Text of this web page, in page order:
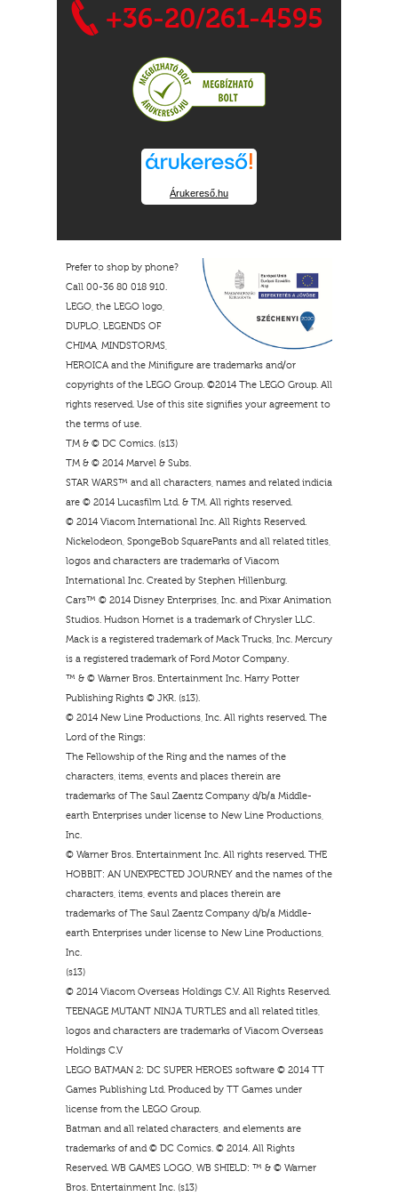
+36-20/261-4595
Árukereső.hu
Prefer to shop by phone?
Call 00-36 80 018 910.
LEGO, the LEGO logo,
DUPLO, LEGENDS OF
CHIMA, MINDSTORMS,
HEROICA and the Minifigure are trademarks and/or
copyrights of the LEGO Group. ©2014 The LEGO Group. All
rights reserved. Use of this site signifies your agreement to
the terms of use.
TM & © DC Comics. (s13)
TM & © 2014 Marvel & Subs.
STAR WARS™ and all characters, names and related indicia
are © 2014 Lucasfilm Ltd. & TM. All rights reserved.
© 2014 Viacom International Inc. All Rights Reserved.
Nickelodeon, SpongeBob SquarePants and all related titles,
logos and characters are trademarks of Viacom
International Inc. Created by Stephen Hillenburg.
Cars™ © 2014 Disney Enterprises, Inc. and Pixar Animation
Studios. Hudson Hornet is a trademark of Chrysler LLC.
Mack is a registered trademark of Mack Trucks, Inc. Mercury
is a registered trademark of Ford Motor Company.
™ & © Warner Bros. Entertainment Inc. Harry Potter
Publishing Rights © JKR. (s13).
© 2014 New Line Productions, Inc. All rights reserved. The
Lord of the Rings:
The Fellowship of the Ring and the names of the
characters, items, events and places therein are
trademarks of The Saul Zaentz Company d/b/a Middle-
earth Enterprises under license to New Line Productions,
Inc.
© Warner Bros. Entertainment Inc. All rights reserved. THE
HOBBIT: AN UNEXPECTED JOURNEY and the names of the
characters, items, events and places therein are
trademarks of The Saul Zaentz Company d/b/a Middle-
earth Enterprises under license to New Line Productions,
Inc.
(s13)
© 2014 Viacom Overseas Holdings C.V. All Rights Reserved.
TEENAGE MUTANT NINJA TURTLES and all related titles,
logos and characters are trademarks of Viacom Overseas
Holdings C.V
LEGO BATMAN 2: DC SUPER HEROES software © 2014 TT
Games Publishing Ltd. Produced by TT Games under
license from the LEGO Group.
Batman and all related characters, and elements are
trademarks of and © DC Comics. © 2014. All Rights
Reserved. WB GAMES LOGO, WB SHIELD: ™ & © Warner
Bros. Entertainment Inc. (s13)